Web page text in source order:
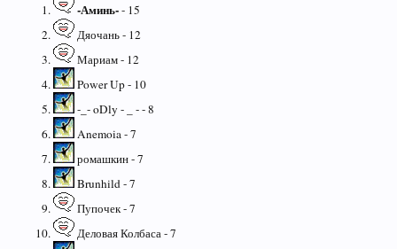
-Аминь-- 15
Дяочань - 12
Мариам - 12
Power Up - 10
-_- oDly - _ - - 8
Anemoia - 7
ромашкин - 7
Brunhild - 7
Пупочек - 7
Деловая Колбаса - 7